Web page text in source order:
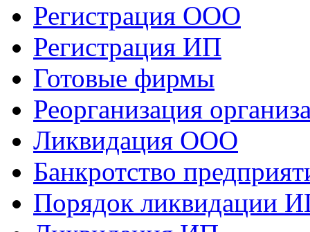
Регистрация ООО
Регистрация ИП
Готовые фирмы
Реорганизация
Ликвидация ООО
Банкротство
Порядок ликвидации